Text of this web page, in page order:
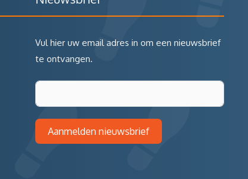
Vul hier uw email adres in om een nieuwsbrief
te ontvangen.
Aanmelden nieuwsbrief